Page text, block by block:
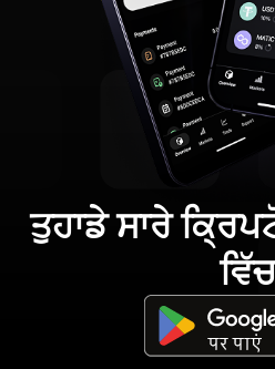
ਤੁਹਾਡੇ ਸਾਰੇ